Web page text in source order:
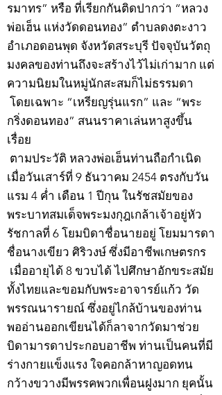
รมาทร” หรือ ที่เรียกกันติดปากว่า “หลวง
พ่อเฮ็น แห่งวัดดอนทอง” ตำบลดงตะงาว
อำเภอดอนพุด จังหวัดสระบุรี ปัจจุบันวัตถุ
มงคลของท่านถึงจะสร้างไว้ไม่เก่ามาก แต่
ความนิยมในหมู่นักสะสมก็ไม่ธรรมดา
โดยเฉพาะ “เหรียญรุ่นแรก” และ “พระ
กริ่งดอนทอง” สนนราคาเล่นหาสูงขึ้น
เรื่อย
ตามประวัติ หลวงพ่อเฮ็นท่านถือกำเนิด
เมื่อวันเสาร์ที่ 9 ธันวาคม 2454 ตรงกับวัน
แรม 4 ค่ำ เดือน 1 ปีกุน ในรัชสมัยของ
พระบาทสมเด็จพระมงกุฎเกล้าเจ้าอยู่หัว
รัชกาลที่ 6 โยมบิดาชื่อนายอยู่ โยมมารดา
ชื่อนางเขียว ศิริวงษ์ ซึ่งมีอาชีพเกษตรกร
เมื่ออายุได้ 8 ขวบได้ ไปศึกษาอักขระสมัย
ทั้งไทยและขอมกับพระอาจารย์แก้ว วัด
พรรณนารายณ์ ซึ่งอยู่ไกล้บ้านของท่าน
พออ่านออกเขียนได้ก็ลาจากวัดมาช่วย
บิดามารดาประกอบอาชีพ ท่านเป็นคนที่มี
ร่างกายแข็งแรง ใจคอกล้าหาญอดทน
กว้างขวางมีพรรคพวกเพื่อนฝูงมาก ยุคนั้น